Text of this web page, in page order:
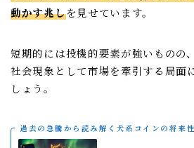
動かす兆しを見せています。
短期的には投機的要素が強いものの
社会現象として市場を牽引する局面
しょう。
過去の急騰から読み解く犬系コインの将来性